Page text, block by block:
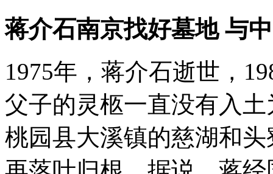
蒋介石南京找好墓地 与
1975年，蒋介石逝世，
父子的灵柩一直没有入
桃园县大溪镇的慈湖和